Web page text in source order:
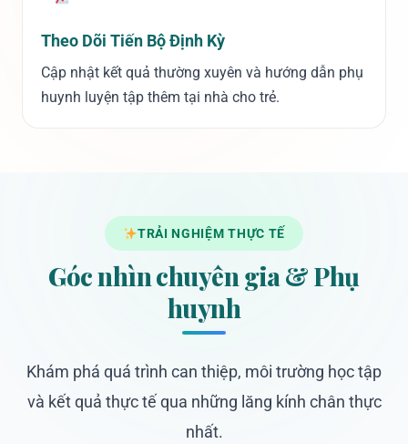
Theo Dõi Tiến Bộ Định Kỳ
Cập nhật kết quả thường xuyên và hướng dẫn phụ
huynh luyện tập thêm tại nhà cho trẻ.
TRẢI NGHIỆM THỰC TẾ
Góc nhìn chuyên gia & Phụ
huynh
Khám phá quá trình can thiệp, môi trường học tập
và kết quả thực tế qua những lăng kính chân thực
nhất.